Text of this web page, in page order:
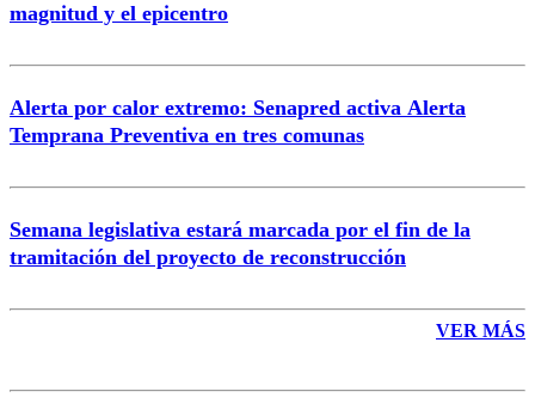
magnitud y el epicentro
Alerta por calor extremo: Senapred activa Alerta
Temprana Preventiva en tres comunas
Semana legislativa estará marcada por el fin de la
tramitación del proyecto de reconstrucción
VER MÁS